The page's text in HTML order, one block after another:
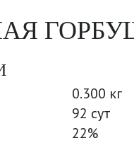
0.300 кг
92 сут
22%